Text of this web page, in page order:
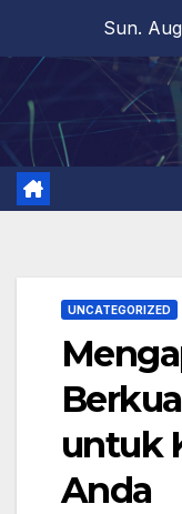
content
Sun.
UNCATEGORIZED
untuk
Anda